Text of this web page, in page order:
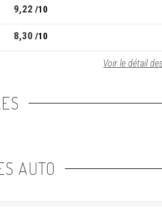
9,22 /10
8,30 /10
Voir le détail
AUTO